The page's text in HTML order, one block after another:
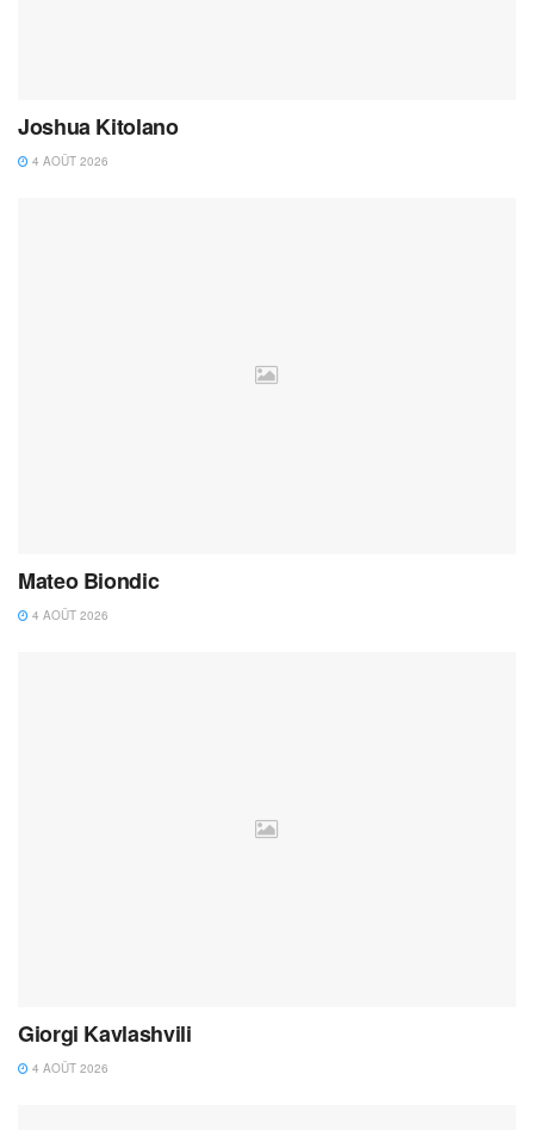
Joshua Kitolano
4 AOÛT 2026
Mateo Biondic
4 AOÛT 2026
Giorgi Kavlashvili
4 AOÛT 2026